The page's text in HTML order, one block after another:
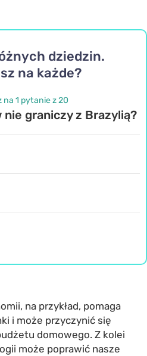
dziedzin.
na każde?
na 1 pytanie z 20
graniczy z Brazylią?
na przykład, pomaga
i może przyczynić się
domowego. Z kolei
może poprawić nasze